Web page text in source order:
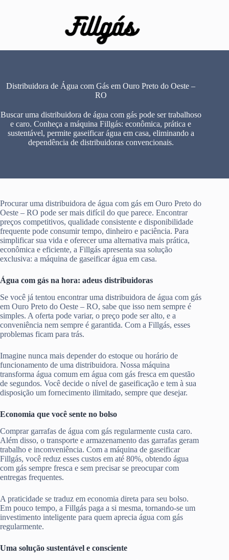
Distribuidora de Água com Gás em Ouro Preto do Oeste –
RO
Buscar uma distribuidora de água com gás pode ser trabalhoso
e caro. Conheça a máquina Fillgás: econômica, prática e
sustentável, permite gaseificar água em casa, eliminando a
dependência de distribuidoras convencionais.
Procurar uma distribuidora de água com gás em Ouro Preto do
Oeste – RO pode ser mais difícil do que parece. Encontrar
preços competitivos, qualidade consistente e disponibilidade
frequente pode consumir tempo, dinheiro e paciência. Para
simplificar sua vida e oferecer uma alternativa mais prática,
econômica e eficiente, a Fillgás apresenta sua solução
exclusiva: a máquina de gaseificar água em casa.
Água com gás na hora: adeus distribuidoras
Se você já tentou encontrar uma distribuidora de água com gás
em Ouro Preto do Oeste – RO, sabe que isso nem sempre é
simples. A oferta pode variar, o preço pode ser alto, e a
conveniência nem sempre é garantida. Com a Fillgás, esses
problemas ficam para trás.
Imagine nunca mais depender do estoque ou horário de
funcionamento de uma distribuidora. Nossa máquina
transforma água comum em água com gás fresca em questão
de segundos. Você decide o nível de gaseificação e tem à sua
disposição um fornecimento ilimitado, sempre que desejar.
Economia que você sente no bolso
Comprar garrafas de água com gás regularmente custa caro.
Além disso, o transporte e armazenamento das garrafas geram
trabalho e inconveniência. Com a máquina de gaseificar
Fillgás, você reduz esses custos em até 80%, obtendo água
com gás sempre fresca e sem precisar se preocupar com
entregas frequentes.
A praticidade se traduz em economia direta para seu bolso.
Em pouco tempo, a Fillgás paga a si mesma, tornando-se um
investimento inteligente para quem aprecia água com gás
regularmente.
Uma solução sustentável e consciente